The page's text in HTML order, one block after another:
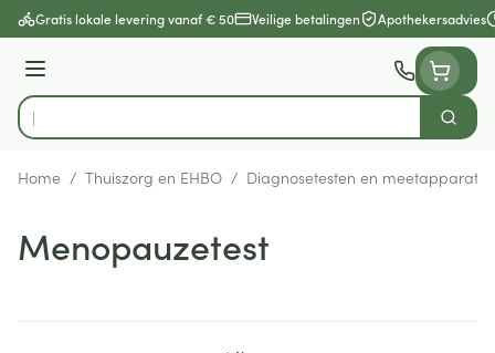
Ga naar de inhoud
Gratis lokale levering vanaf € 50 Veilige betalingen Apothekersadvies
Menu
Product, merk, categorie...
Zoek
Home / Thuiszorg en EHBO / Diagnosetesten en
Menopauzetest